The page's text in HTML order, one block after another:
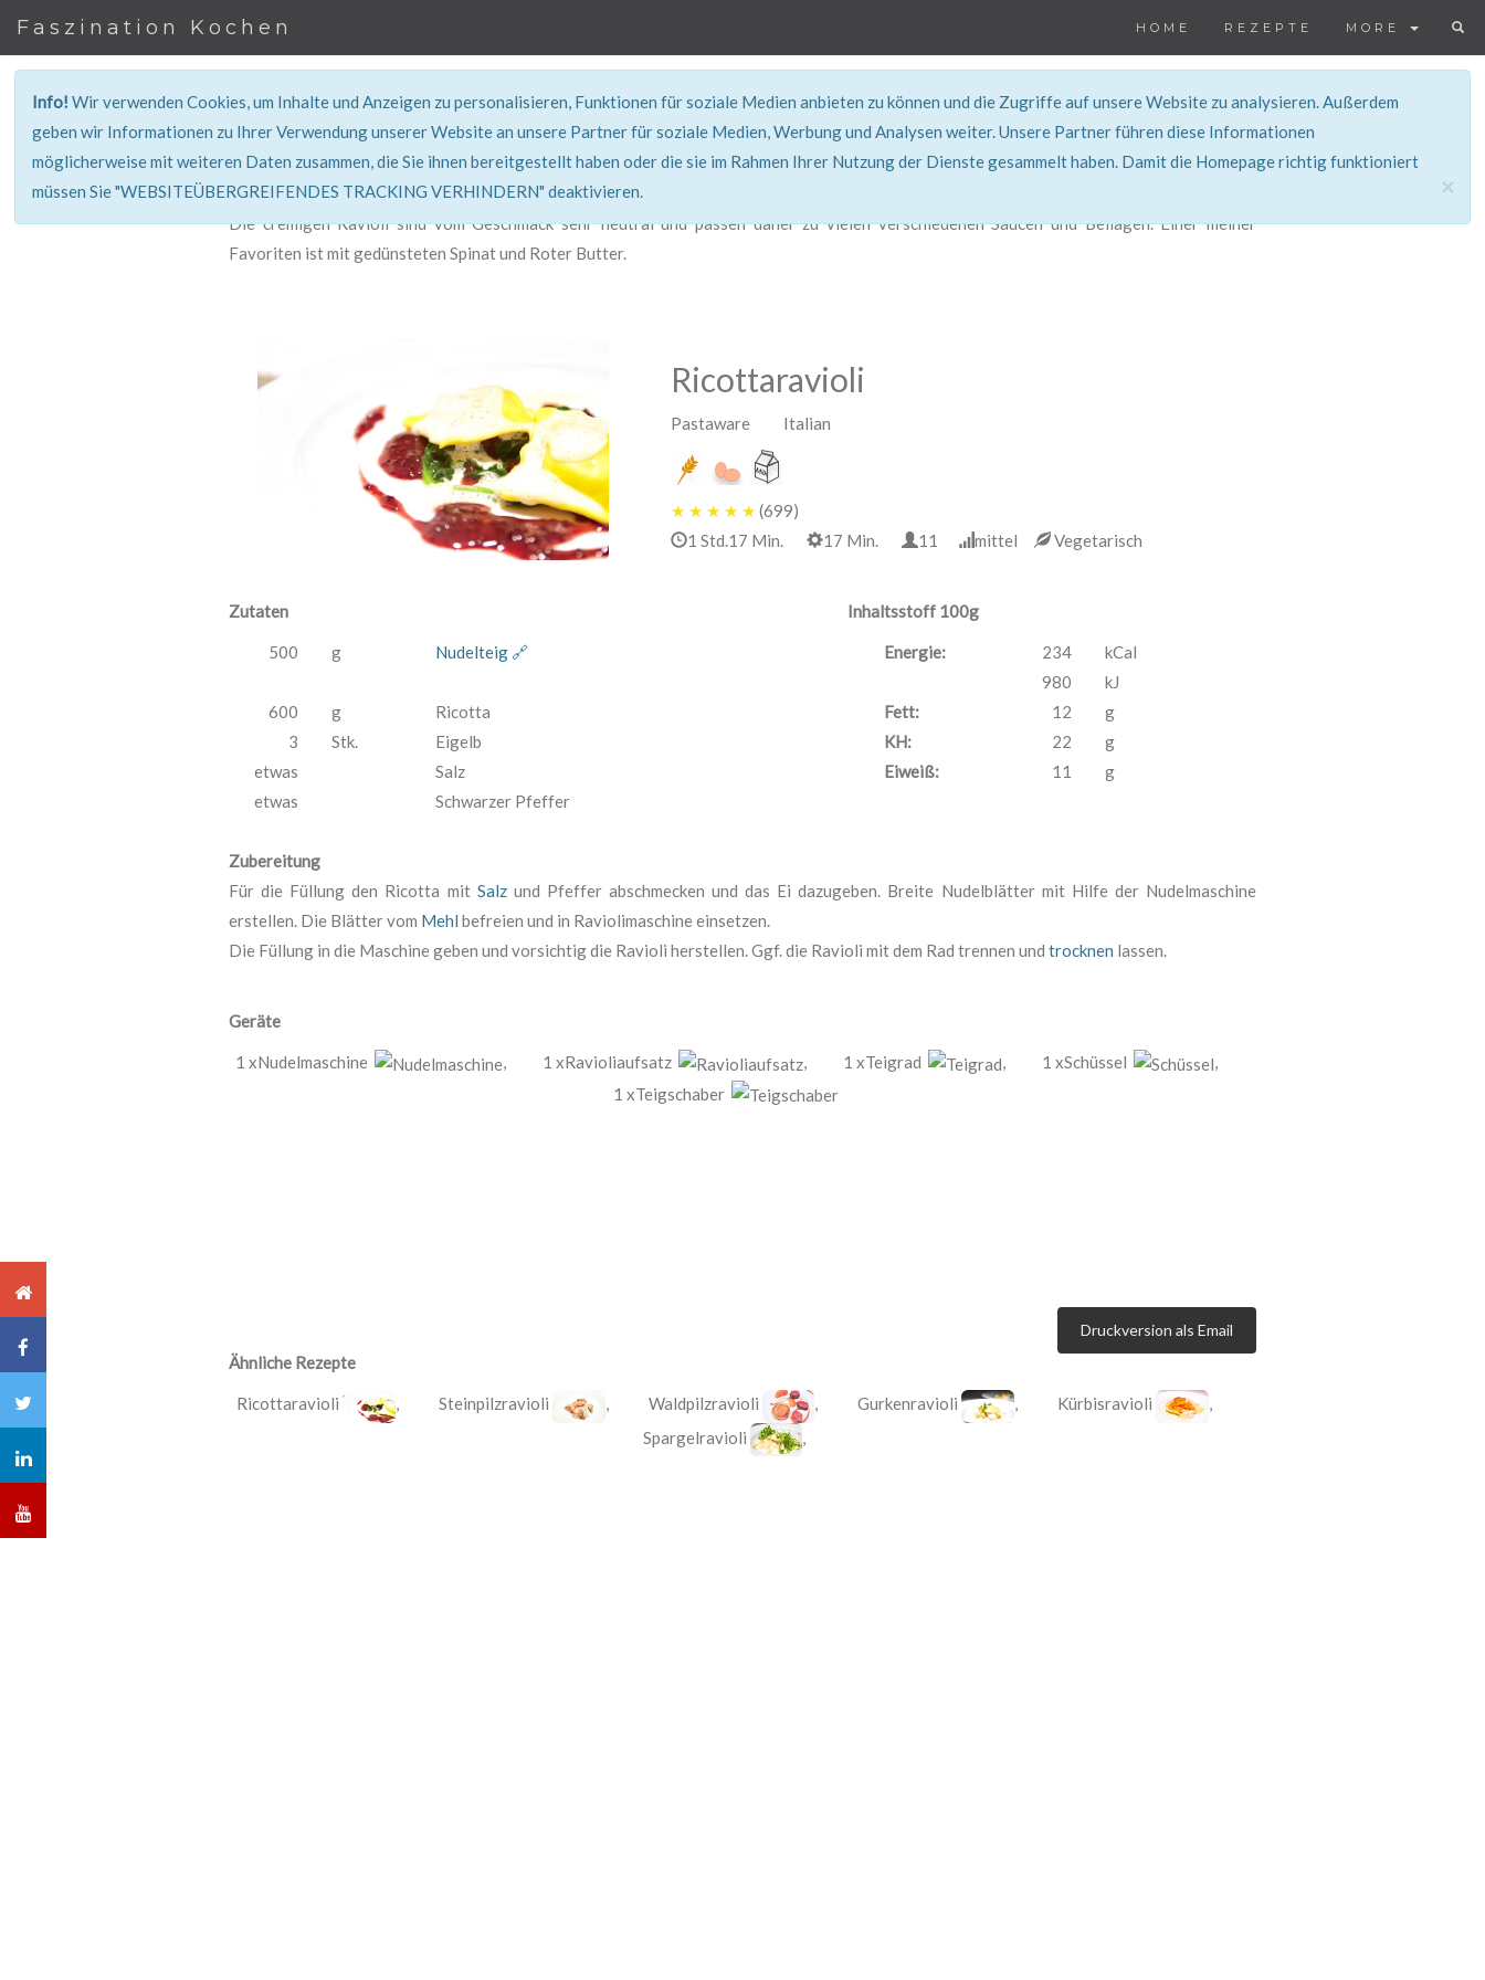
Faszination Kochen HOME REZEPTE MORE
Info!Wir verwenden Cookies, um Inhalte und Anzeigen zu personalisieren, Funktionen für soziale Medien anbieten zu können und die Zugriffe auf unsere Website zu analysieren. Außerdem
geben wir Informationen zu Ihrer Verwendung unserer Website an unsere Partner für soziale Medien, Werbung und Analysen weiter. Unsere Partner führen diese Informationen
möglicherweise mit weiteren Daten zusammen, die Sie ihnen bereitgestellt haben oder die sie im Rahmen Ihrer Nutzung der Dienste gesammelt haben. Damit die Homepage richtig funktioniert
müssen Sie "WEBSITEÜBERGREIFENDES TRACKING VERHINDERN" deaktivieren.
×
REZEPT
Die crèmigen Ravioli sind vom Geschmack sehr neutral und passen daher zu vielen verschiedenen Saucen und Beilagen. Einer meiner
Favoriten ist mit gedünsteten Spinat und Roter Butter.
Ricottaravioli
Pastaware Italian
★ ★ ★ ★ ★ (699)
1 Std.17 Min.
17 Min. 11 mittel Vegetarisch
Zutaten
500 g Nudelteig 🔗
600 g
Ricotta
3
Stk.
Eigelb
etwas
Salz
etwas
Schwarzer Pfeffer
Inhaltsstoff 100g
Energie: 234
kCal
980
kJ
Fett:
12
g
KH:
22
g
Eiweiß:
11 g
Zubereitung
Für die Füllung den Ricotta mit Salzund Pfeffer abschmecken und das Ei dazugeben. Breite Nudelblätter mit Hilfe der Nudelmaschine
erstellen. Die Blätter vom Mehl befreien und in Raviolimaschine einsetzen.
Die Füllung in die Maschine geben und vorsichtig die Ravioli herstellen. Ggf. die Ravioli mit dem Rad trennen und trocknen lassen.
Geräte
1 xNudelmaschine , 1 xRavioliaufsatz , 1 xTeigrad , 1 xSchüssel
,
1 xTeigschaber
Druckversion als Email
Ähnliche Rezepte
Ricottaravioli , Steinpilzravioli , Waldpilzravioli ,Gurkenravioli , Kürbisravioli
,
Spargelravioli
,